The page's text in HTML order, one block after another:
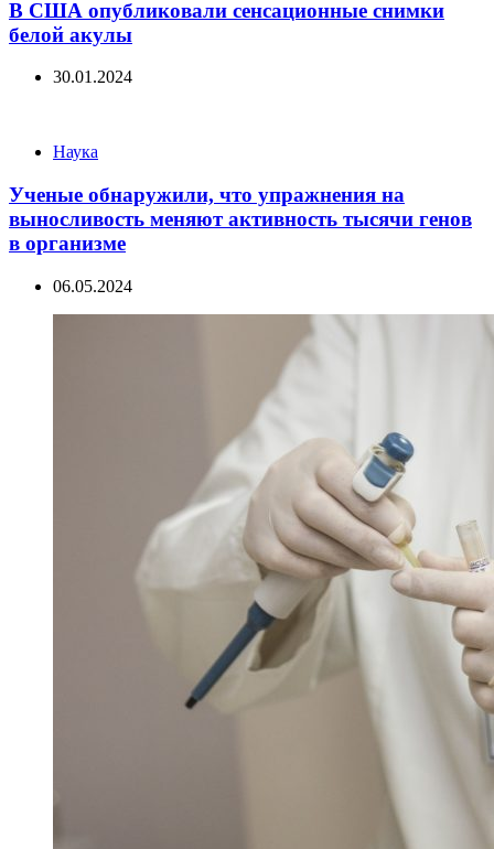
В США опубликовали сенсационные снимки
белой акулы
30.01.2024
Categories
Наука
Ученые обнаружили, что упражнения на
выносливость меняют активность тысячи генов
в организме
06.05.2024